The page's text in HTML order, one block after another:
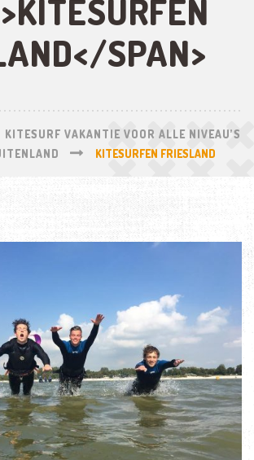
SPAN>
KITESURF VAKANTIE VOOR ALLE NIVEAU’S
KITESURFEN FRIESLAND